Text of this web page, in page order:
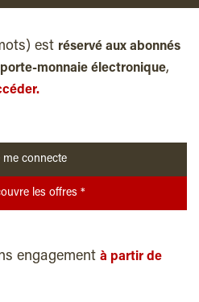
est réservé aux abonnés
porte-monnaie électronique,
me connecte
Je découvre les offres *
engagement à partir de